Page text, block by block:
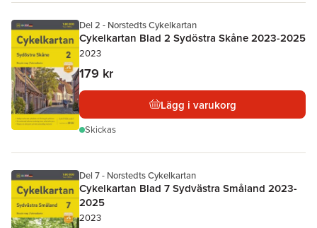
Del 2 - Norstedts Cykelkartan
Cykelkartan Blad 2 Sydöstra Skåne 2023-2025
2023
179 kr
Lägg i varukorg
Skickas
Del 7 - Norstedts Cykelkartan
Cykelkartan Blad 7 Sydvästra Småland 2023-
2025
2023